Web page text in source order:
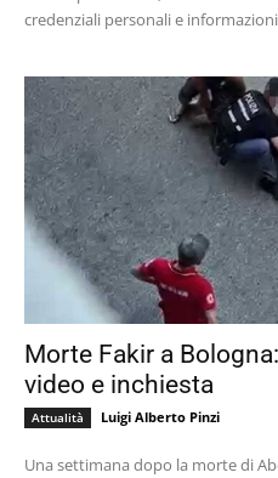
Morte Fakir a
video e inchiesta
Attualità Luigi Alberto Pinzi
Una settimana dopo la morte di